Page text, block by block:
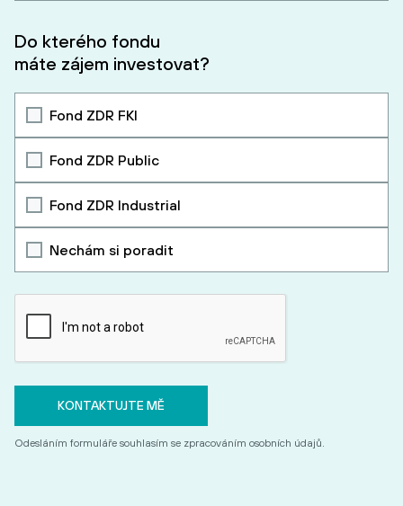
Do kterého fondu
máte zájem investovat?
Fond ZDR FKI
Fond ZDR Public
Fond ZDR Industrial
Nechám si poradit
Odesláním formuláře souhlasím se zpracováním osobních údajů.